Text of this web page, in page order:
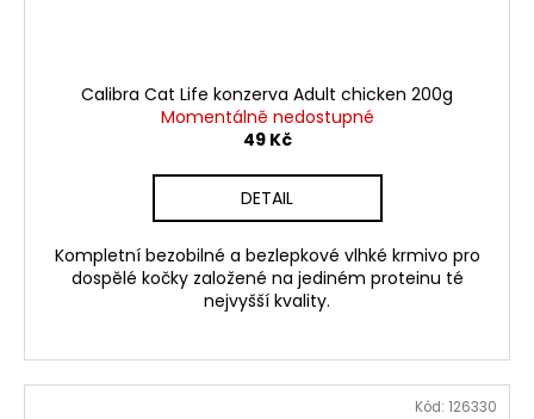
Calibra Cat Life konzerva Adult chicken 200g
Momentálně nedostupné
49 Kč
DETAIL
Kompletní bezobilné a bezlepkové vlhké krmivo pro
dospělé kočky založené na jediném proteinu té
nejvyšší kvality.
Kód: 126330